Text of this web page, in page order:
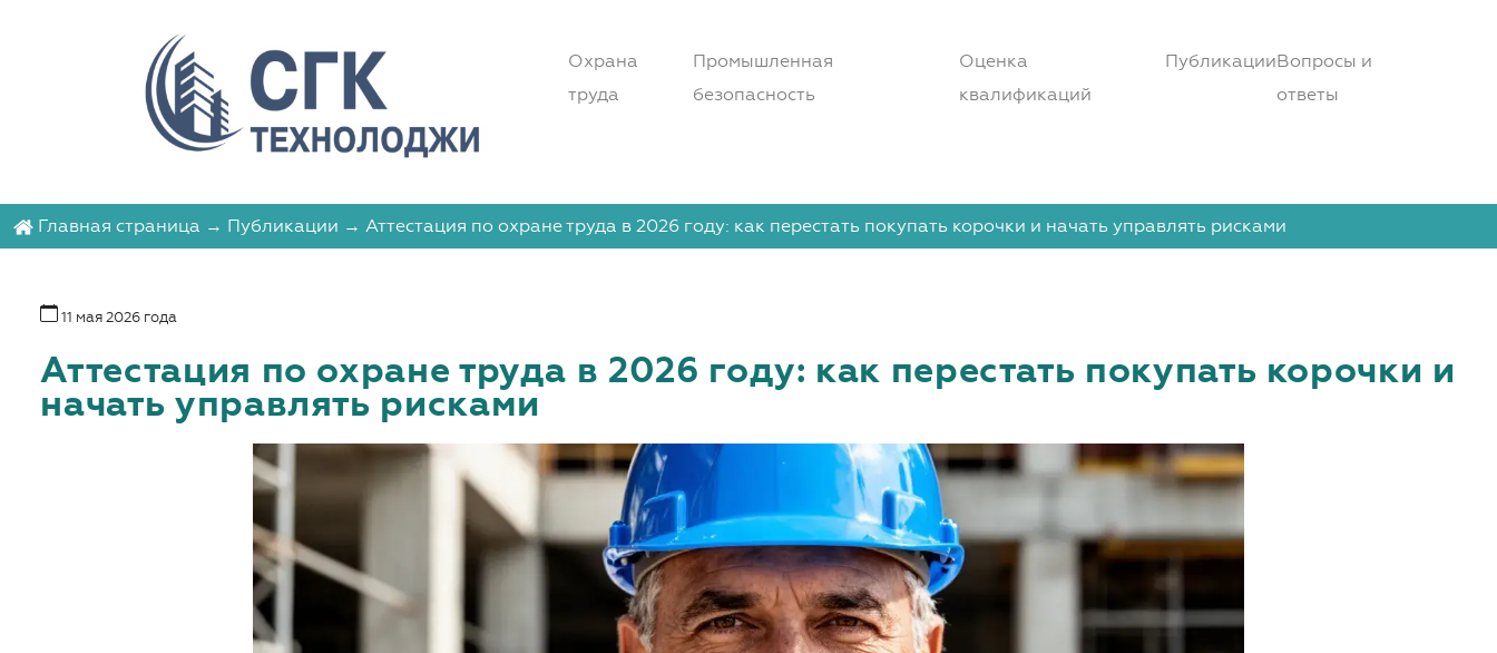
Охрана
труда
Промышленная
безопасность
Оценка
квалификаций
ПубликацииВопросы и
ответы
Главная страница → Публикации → Аттестация по охране труда в 2026 году: как перестать покупать корочки и начать управлять рисками
11 мая 2026 года
Аттестация по охране труда в 2026 году: как перестать покупать корочки и
начать управлять рисками